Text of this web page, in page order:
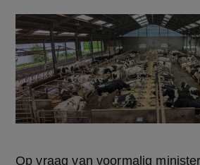
Op vraag van voormalig